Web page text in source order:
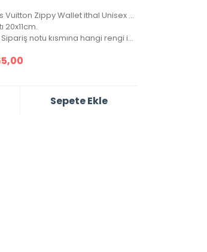
Louis Vuitton Zippy Wallet ithal Unisex Cüzdan, kutulu, toz torbalı, sertifikalı.
20x11cm.
Not: Sipariş notu kısmına hangi rengi istediğinizi lütfen belirtiniz.
Sepete Ekle